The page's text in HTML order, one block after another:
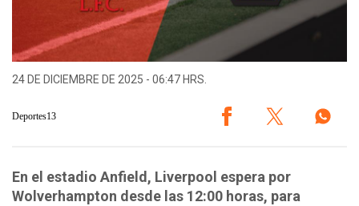
24 DE DICIEMBRE DE 2025 - 06:47 HRS.
Deportes13
En el estadio Anfield, Liverpool espera por
Wolverhampton desde las 12:00 horas, para